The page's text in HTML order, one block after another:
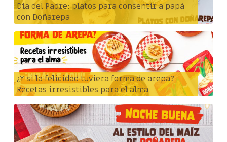
Día del Padre: platos para consentir a papá
con Doñarepa
¿Y si la felicidad tuviera forma de arepa?
Recetas irresistibles para el alma